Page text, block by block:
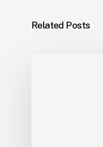
Related Posts